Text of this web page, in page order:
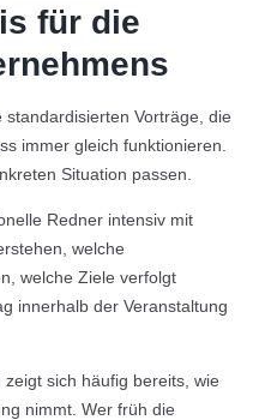
für die
Vorträge, die
immer gleich funktionieren.
Situation passen.
Redner intensiv mit
welche
welche Ziele verfolgt
innerhalb der Veranstaltung
sich häufig bereits, wie
nimmt. Wer früh die